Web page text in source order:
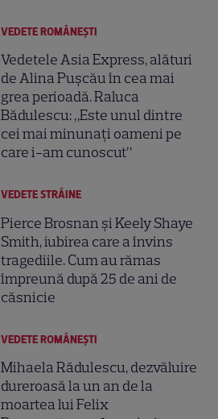
VEDETE ROMÂNEŞTI
Vedetele Asia Express, alături
de Alina Pușcău în cea mai
grea perioadă. Raluca
Bădulescu: „Este unul dintre
cei mai minunați oameni pe
care i-am cunoscut”
VEDETE STRĂINE
Pierce Brosnan și Keely Shaye
Smith, iubirea care a învins
tragediile. Cum au rămas
împreună după 25 de ani de
căsnicie
VEDETE ROMÂNEŞTI
Mihaela Rădulescu, dezvăluire
dureroasă la un an de la
moartea lui Felix